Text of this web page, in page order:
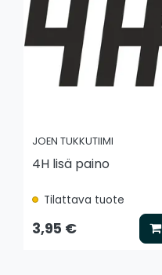
JOEN TUKKUTIIMI
4H lisä paino
Tilattava tuote
3,95 €